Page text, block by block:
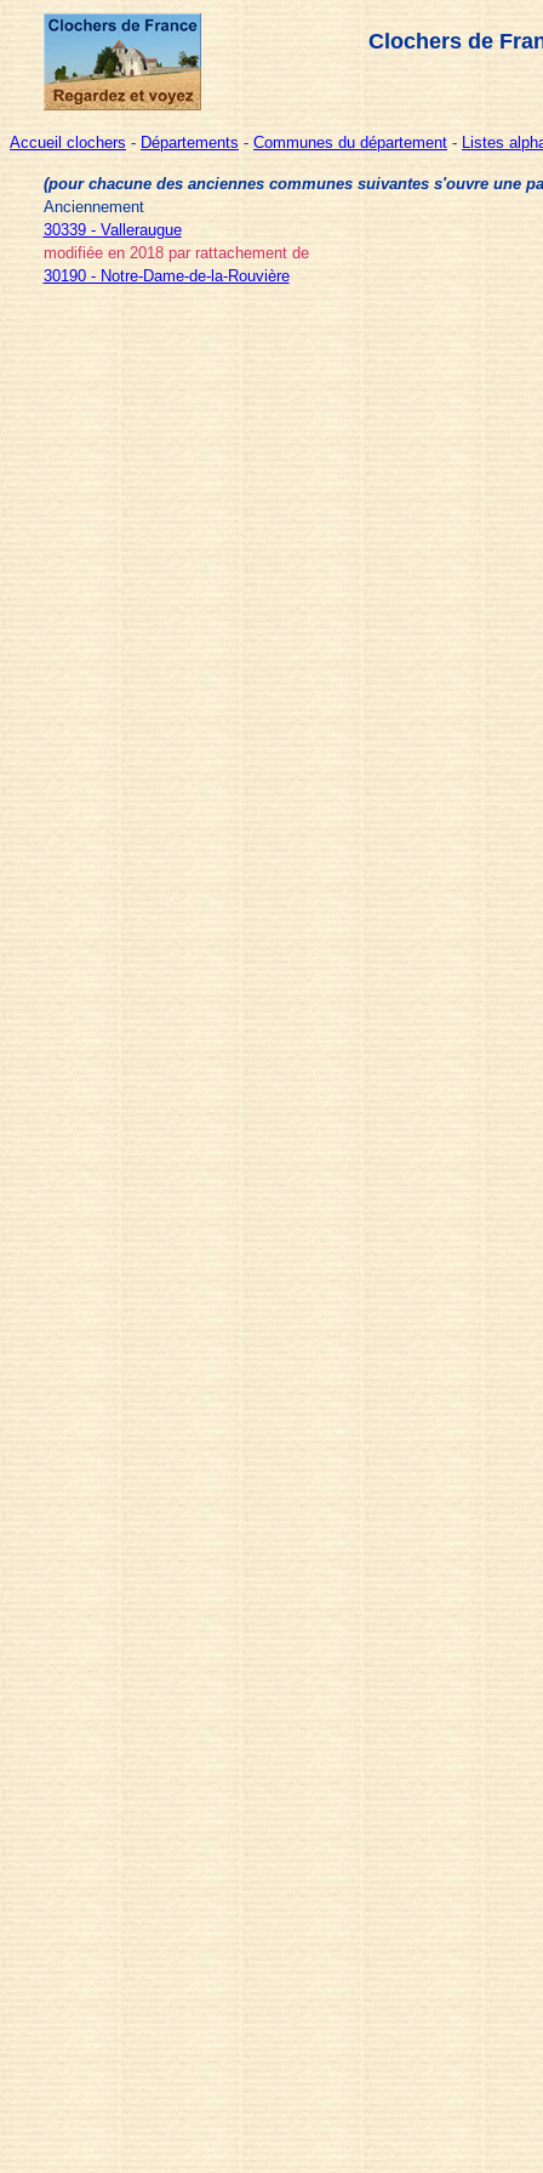
Clochers de
Accueil clochers - Départements - Communes du département - Listes
(pour chacune des anciennes communes suivantes s'ouvre une
Anciennement
30339 - Valleraugue
modifiée en 2018 par rattachement de
30190 - Notre-Dame-de-la-Rouvière